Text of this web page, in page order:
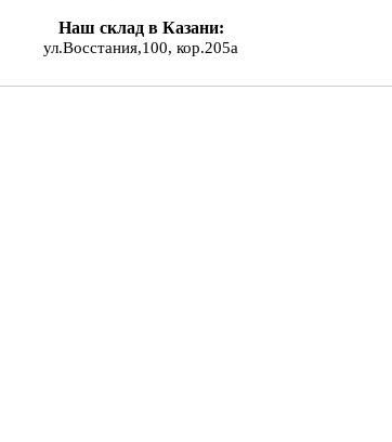
Наш склад в Казани:
ул.Восстания,100, кор.205а